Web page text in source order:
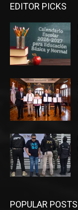
EDITOR PICKS
POPULAR POSTS